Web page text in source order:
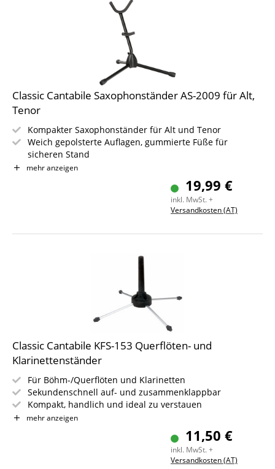
Classic Cantabile Saxophonständer AS-2009 für Alt,
Tenor
Kompakter Saxophonständer für Alt und Tenor
Weich gepolsterte Auflagen, gummierte Füße für
sicheren Stand
Platzsparend zusammenklappbar
mehr anzeigen
19,99 €
inkl. MwSt. +
Versandkosten (AT)
Classic Cantabile KFS-153 Querflöten- und
Klarinettenständer
Für Böhm-/Querflöten und Klarinetten
Sekundenschnell auf- und zusammenklappbar
Kompakt, handlich und ideal zu verstauen
Hochgradig standfest, dabei sehr leicht
Instrumentenaufnahme mit weichem Materialbezug
mehr anzeigen
11,50 €
inkl. MwSt. +
Versandkosten (AT)